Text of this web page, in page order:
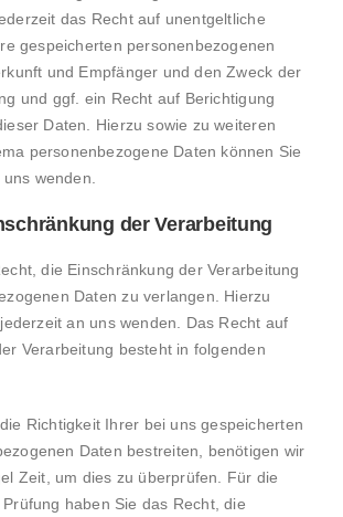
das Recht auf unentgeltliche
gespeicherten personenbezogenen
und Empfänger und den Zweck der
und ggf. ein Recht auf Berichtigung
Daten. Hierzu sowie zu weiteren
personenbezogene Daten können Sie
wenden.
der Verarbeitung
die Einschränkung der Verarbeitung
Daten zu verlangen. Hierzu
an uns wenden. Das Recht auf
Verarbeitung besteht in folgenden
Richtigkeit Ihrer bei uns gespeicherten
Daten bestreiten, benötigen wir
Zeit, um dies zu überprüfen. Für die
haben Sie das Recht, die